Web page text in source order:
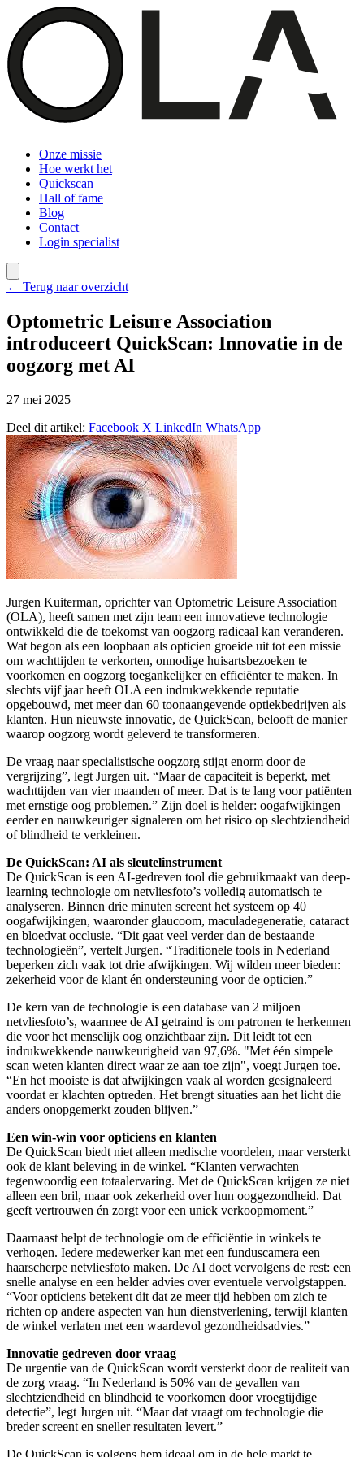
Onze missie
Hoe werkt het
Quickscan
Hall of fame
Blog
Contact
Login specialist
← Terug naar overzicht
Optometric Leisure Association
introduceert QuickScan: Innovatie in de
oogzorg met AI
27 mei 2025
Deel dit artikel: Facebook X LinkedIn WhatsApp
Jurgen Kuiterman, oprichter van Optometric Leisure Association
(OLA), heeft samen met zijn team een innovatieve technologie
ontwikkeld die de toekomst van oogzorg radicaal kan veranderen.
Wat begon als een loopbaan als opticien groeide uit tot een missie
om wachttijden te verkorten, onnodige huisartsbezoeken te
voorkomen en oogzorg toegankelijker en efficiënter te maken. In
slechts vijf jaar heeft OLA een indrukwekkende reputatie
opgebouwd, met meer dan 60 toonaangevende optiekbedrijven als
klanten. Hun nieuwste innovatie, de QuickScan, belooft de manier
waarop oogzorg wordt geleverd te transformeren.
De vraag naar specialistische oogzorg stijgt enorm door de
vergrijzing”, legt Jurgen uit. “Maar de capaciteit is beperkt, met
wachttijden van vier maanden of meer. Dat is te lang voor patiënten
met ernstige oog problemen.” Zijn doel is helder: oogafwijkingen
eerder en nauwkeuriger signaleren om het risico op slechtziendheid
of blindheid te verkleinen.
De QuickScan: AI als sleutelinstrument
De QuickScan is een AI-gedreven tool die gebruikmaakt van deep-
learning technologie om netvliesfoto’s volledig automatisch te
analyseren. Binnen drie minuten screent het systeem op 40
oogafwijkingen, waaronder glaucoom, maculadegeneratie, cataract
en bloedvat occlusie. “Dit gaat veel verder dan de bestaande
technologieën”, vertelt Jurgen. “Traditionele tools in Nederland
beperken zich vaak tot drie afwijkingen. Wij wilden meer bieden:
zekerheid voor de klant én ondersteuning voor de opticien.”
De kern van de technologie is een database van 2 miljoen
netvliesfoto’s, waarmee de AI getraind is om patronen te herkennen
die voor het menselijk oog onzichtbaar zijn. Dit leidt tot een
indrukwekkende nauwkeurigheid van 97,6%. "Met één simpele
scan weten klanten direct waar ze aan toe zijn", voegt Jurgen toe.
“En het mooiste is dat afwijkingen vaak al worden gesignaleerd
voordat er klachten optreden. Het brengt situaties aan het licht die
anders onopgemerkt zouden blijven.”
Een win-win voor opticiens en klanten
De QuickScan biedt niet alleen medische voordelen, maar versterkt
ook de klant beleving in de winkel. “Klanten verwachten
tegenwoordig een totaalervaring. Met de QuickScan krijgen ze niet
alleen een bril, maar ook zekerheid over hun ooggezondheid. Dat
geeft vertrouwen én zorgt voor een uniek verkoopmoment.”
Daarnaast helpt de technologie om de efficiëntie in winkels te
verhogen. Iedere medewerker kan met een funduscamera een
haarscherpe netvliesfoto maken. De AI doet vervolgens de rest: een
snelle analyse en een helder advies over eventuele vervolgstappen.
“Voor opticiens betekent dit dat ze meer tijd hebben om zich te
richten op andere aspecten van hun dienstverlening, terwijl klanten
de winkel verlaten met een waardevol gezondheidsadvies.”
Innovatie gedreven door vraag
De urgentie van de QuickScan wordt versterkt door de realiteit van
de zorg vraag. “In Nederland is 50% van de gevallen van
slechtziendheid en blindheid te voorkomen door vroegtijdige
detectie”, legt Jurgen uit. “Maar dat vraagt om technologie die
breder screent en sneller resultaten levert.”
De QuickScan is volgens hem ideaal om in de hele markt te